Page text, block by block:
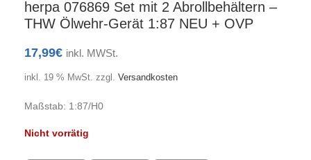
herpa 076869 Set mit 2 Abrollbehältern –
THW Ölwehr-Gerät 1:87 NEU + OVP
17,99€ inkl. MWSt.
inkl. 19 % MwSt. zzgl. Versandkosten
Maßstab: 1:87/H0
Nicht vorrätig